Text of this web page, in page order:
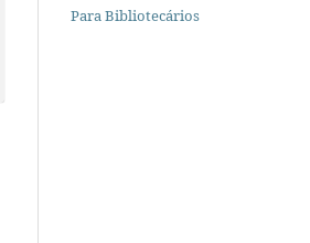
Para Bibliotecários